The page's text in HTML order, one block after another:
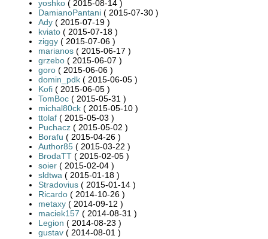
yoshko ( 2015-08-14 )
DamianoPantani ( 2015-07-30 )
Ady ( 2015-07-19 )
kviato ( 2015-07-18 )
ziggy ( 2015-07-06 )
marianos ( 2015-06-17 )
grzebo ( 2015-06-07 )
goro ( 2015-06-06 )
domin_pdk ( 2015-06-05 )
Kofi ( 2015-06-05 )
TomBoc ( 2015-05-31 )
michal80ck ( 2015-05-10 )
ttolaf ( 2015-05-03 )
Puchacz ( 2015-05-02 )
Borafu ( 2015-04-26 )
Author85 ( 2015-03-22 )
BrodaTT ( 2015-02-05 )
soier ( 2015-02-04 )
sldtwa ( 2015-01-18 )
Stradovius ( 2015-01-14 )
Ricardo ( 2014-10-26 )
metaxy ( 2014-09-12 )
maciek157 ( 2014-08-31 )
Legion ( 2014-08-23 )
gustav ( 2014-08-01 )